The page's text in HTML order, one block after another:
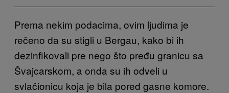
Prema nekim podacima, ovim ljudima je
rečeno da su stigli u Bergau, kako bi ih
dezinfikovali pre nego što pređu granicu sa
Švajcarskom, a onda su ih odveli u
svlačionicu koja je bila pored gasne komore.